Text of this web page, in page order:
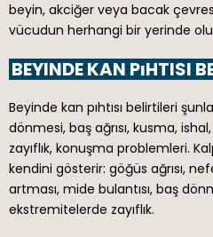
beyin, akciğer veya bacak
vücudun herhangi bir yerinde
BEYINDE KAN PıHTISI
Beyinde kan pıhtısı belirtileri
dönmesi, baş ağrısı, kusma,
zayıflık, konuşma problemleri.
kendini gösterir: göğüs ağrısı,
artması, mide bulantısı, baş
ekstremitelerde zayıflık.